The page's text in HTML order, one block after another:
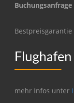
Buchungsanfrage
Bestpreisgarantie
mehr Infos unter